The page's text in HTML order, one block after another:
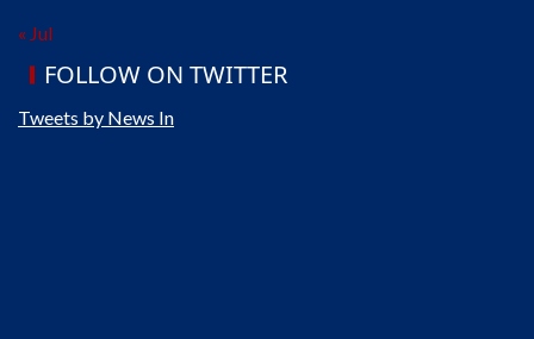
« Jul
FOLLOW ON TWITTER
Tweets by News In